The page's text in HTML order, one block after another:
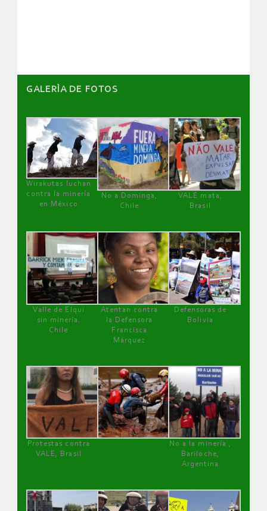
GALERÌA DE FOTOS
Wirakutas luchan
contra la minería
en México
No a Dominga,
Chile
VALE mata,
Brasil
Valle de Elqui
sin minería.
Chile
Atentan contra
la Defensora
Francisca
Márquez
Defensoras de
Bolivia
Protestas contra
VALE, Brasil
No a la minería ,
Bariloche,
Argentina